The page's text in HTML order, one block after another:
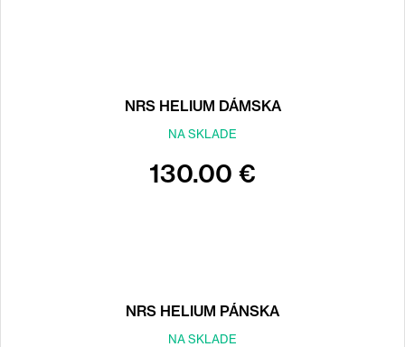
NRS HELIUM DÁMSKA
NA SKLADE
130.00 €
NRS HELIUM PÁNSKA
NA SKLADE